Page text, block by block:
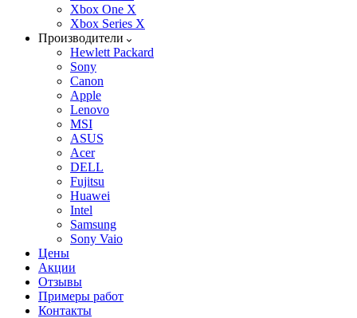
Xbox One X
Xbox Series X
Производители
Hewlett Packard
Sony
Canon
Apple
Lenovo
MSI
ASUS
Acer
DELL
Fujitsu
Huawei
Intel
Samsung
Sony Vaio
Цены
Акции
Отзывы
Примеры работ
Контакты